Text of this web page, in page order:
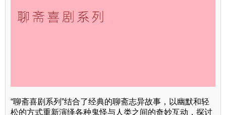
“聊斋喜剧系列”结合了经典的聊斋志异故事，以幽默和轻
松的方式重新演绎各种鬼怪与人类之间的奇妙互动，探讨